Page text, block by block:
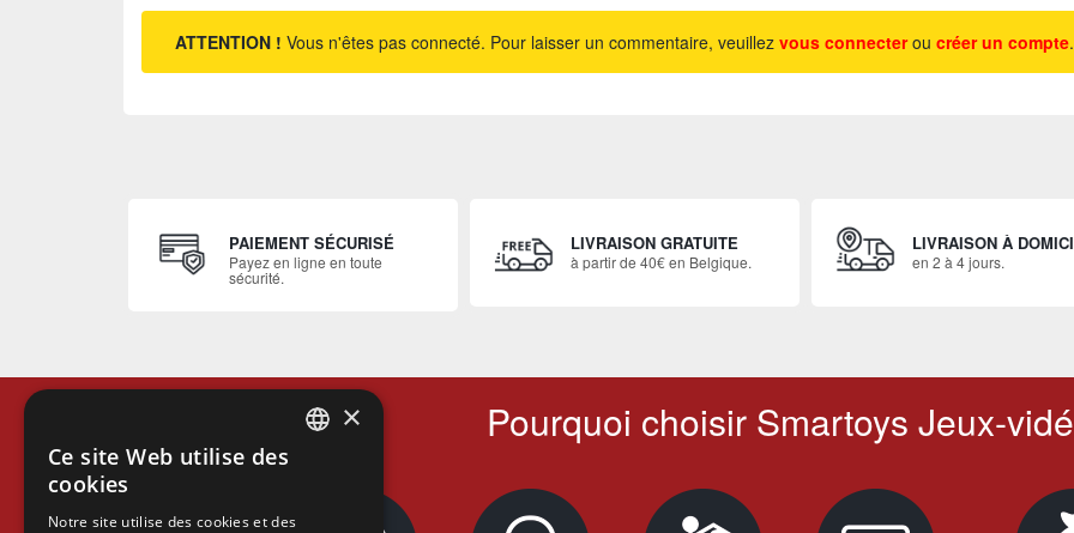
ATTENTION ! Vous n'êtes pas connecté. Pour laisser un commentaire, veuillez vous connecterou créer un compte.
PAIEMENT SÉCURISÉ
Payez en ligne en toute
sécurité.
LIVRAISON GRATUITE
à partir de 40€ en Belgique.
LIVRAISON À
en 2 à 4 jours.
Pourquoi choisir Smartoys Jeux-
×
Ce site Web utilise des
cookies
Notre site utilise des cookies et des